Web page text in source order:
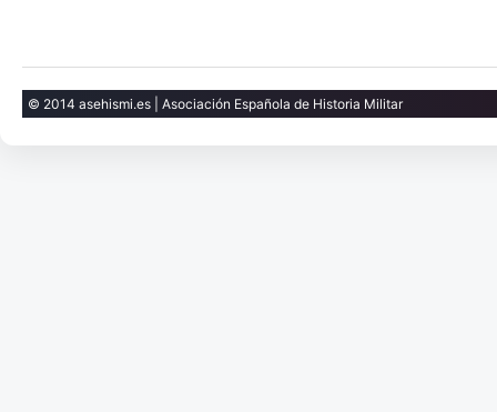
© 2014 asehismi.es | Asociación Española de Historia Militar